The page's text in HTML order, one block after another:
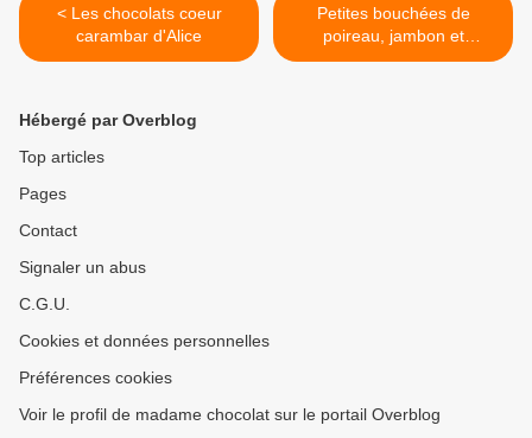
< Les chocolats coeur
carambar d'Alice
Petites bouchées de
poireau, jambon et
cancoillotte tout en légèreté
Hébergé par Overblog
Top articles
Pages
Contact
Signaler un abus
C.G.U.
Cookies et données personnelles
Préférences cookies
Voir le profil de madame chocolat sur le portail Overblog